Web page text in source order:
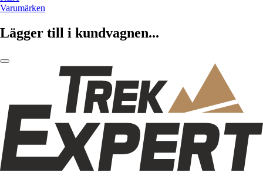
Varumärken
Lägger till i kundvagnen...